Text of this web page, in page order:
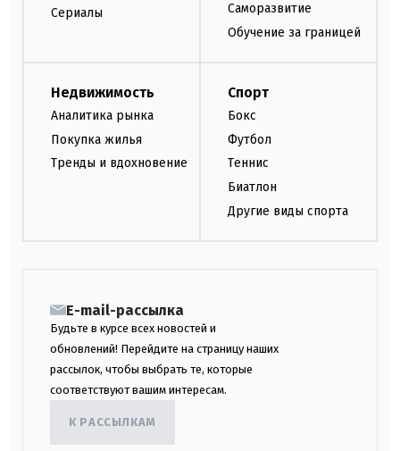
Сериалы
Саморазвитие
Обучение за границей
Недвижимость
Аналитика рынка
Покупка жилья
Тренды и вдохновение
Спорт
Бокс
Футбол
Теннис
Биатлон
Другие виды спорта
E-mail-рассылка
Будьте в курсе всех новостей и
обновлений! Перейдите на страницу наших
рассылок, чтобы выбрать те, которые
соответствуют вашим интересам.
К РАССЫЛКАМ